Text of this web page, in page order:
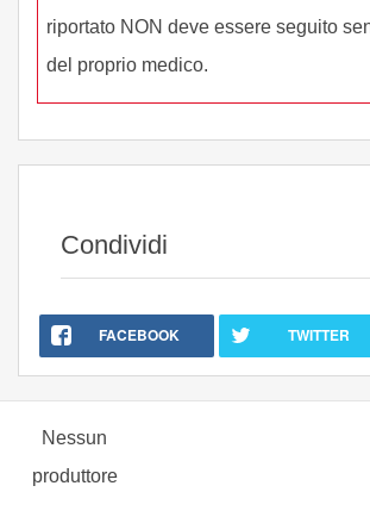
riportato NON deve essere seguito
del proprio medico.
Condividi
FACEBOOK TWITTER
Nessun
produttore